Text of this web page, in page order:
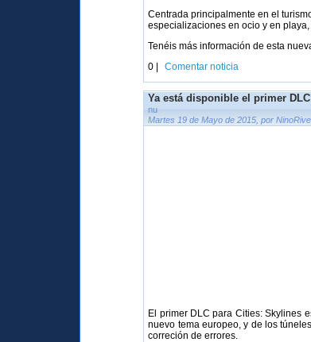
Centrada principalmente en el
especializaciones en ocio y en
Tenéis más información de esta
0 |
Comentar noticia
Ya está disponible el primer
nu
Martes 19 de Mayo de 2015, por
El primer DLC para Cities: Skylines
nuevo tema europeo, y de los
correción de errores.